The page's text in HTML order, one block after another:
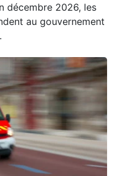
décembre 2026, les
au gouvernement